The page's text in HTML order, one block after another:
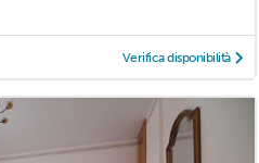
Verifica disponibilità